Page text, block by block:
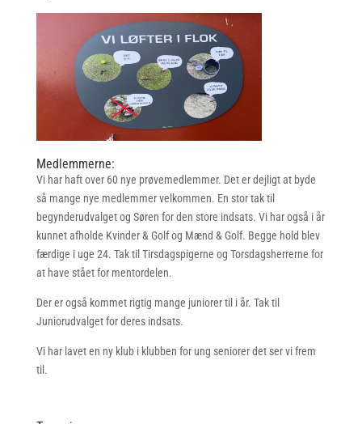
Medlemmerne:
Vi har haft over 60 nye prøvemedlemmer. Det er dejligt at byde
så mange nye medlemmer velkommen. En stor tak til
begynderudvalget og Søren for den store indsats. Vi har også i år
kunnet afholde Kvinder & Golf og Mænd & Golf. Begge hold blev
færdige i uge 24. Tak til Tirsdagspigerne og Torsdagsherrerne for
at have stået for mentordelen.
Der er også kommet rigtig mange juniorer til i år. Tak til
Juniorudvalget for deres indsats.
Vi har lavet en ny klub i klubben for ung seniorer det ser vi frem
til.